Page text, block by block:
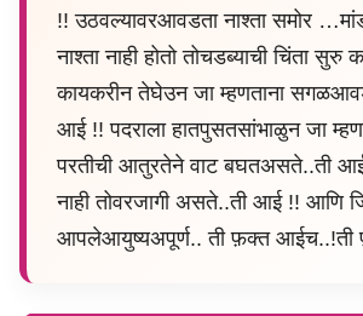
!! उठवल्यावरआवडता नाश्ता समोर
नाश्ता नाही होतो तोचडब्याची चिंता
कायकरीन तेघेउन जा म्हणताना
आई !! पदराला हातपुसतसांभाळुन जा
परतीची आतुरतेने वाट बघतअसते..ती
नाही तोवरजागी असते..ती आई !! आणि
आपलेआयुष्यअपूर्ण.. ती फ़क्त